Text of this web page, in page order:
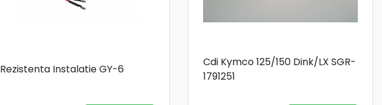
Rezistenta Instalatie GY-6
Cdi Kymco 125/150 Dink/LX SGR-
1791251